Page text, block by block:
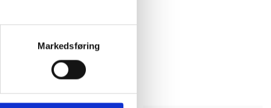
Markedsføring